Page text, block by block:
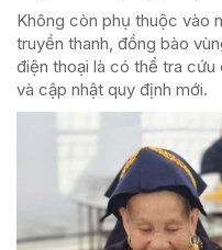
Không còn phụ thuộc vào
truyền thanh, đồng bào
điện thoại là có thể tra
và cập nhật quy định mới.